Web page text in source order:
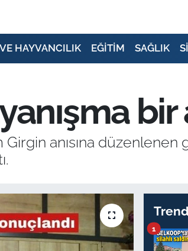
HAYVANCILIK EĞİTİM SAĞLIK
anısına
1